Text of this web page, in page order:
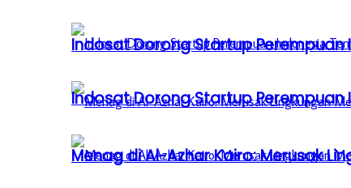
Indosat Dorong Startup Perempuan
Menag di Al-Azhar Kairo: Merusak
Indosat Dorong Startup Perempuan